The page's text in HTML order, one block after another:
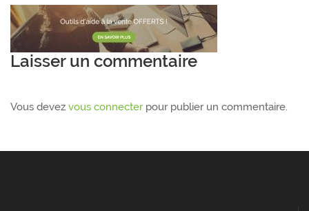
Laisser un commentaire
Vous devez vous connecterpour publier un commentaire.